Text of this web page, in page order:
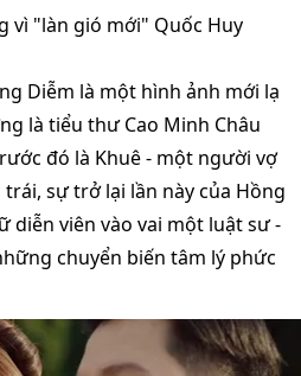
vì "làn gió mới" Quốc Huy
Diễm là một hình ảnh mới lạ
là tiểu thư Cao Minh Châu
đó là Khuê - một người vợ
sự trở lại lần này của Hồng
diễn viên vào vai một luật sư -
chuyển biến tâm lý phức